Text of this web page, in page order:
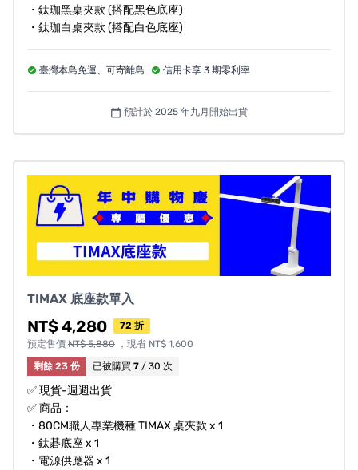
・鈦珈黑桌夾款 (搭配黑色底座)
・鈦珈白桌夾款 (搭配白色底座)
臺灣本島免運、可寄離島 信用卡享 3 期零利率
calendar_today 預計於 2025 年九月開始出貨
TIMAX 底座款單入
NT$ 4,280
72 折
預定售價 NT$ 5,880 ，現省 NT$ 1,600
剩餘 23 份
已被購買 7 / 30 次
✅ 現貨-週週出貨
✅ 商品：
・80CM職人專業機種 TIMAX 桌夾款 x 1
・鈦碁底座 x 1
・電源供應器 x 1